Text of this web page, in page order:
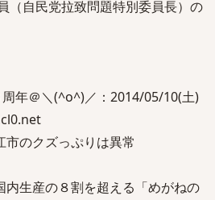
（自民党拉致問題特別委員長）の
年＠＼(^o^)／：2014/05/10(土)
のクズっぷりは異常
内生産の８割を超える「めがねの